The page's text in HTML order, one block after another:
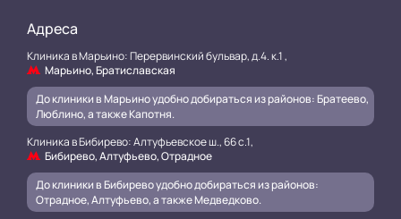
Адреса
Клиника в Марьино: Перервинский бульвар, д.4. к.1 ,
Марьино, Братиславская
До клиники в Марьино удобно добираться из районов: Братеево,
Люблино, а также Капотня.
Клиника в Бибирево: Алтуфьевское ш., 66 с.1,
Бибирево, Алтуфьево, Отрадное
До клиники в Бибирево удобно добираться из районов:
Отрадное, Алтуфьево, а также Медведково.